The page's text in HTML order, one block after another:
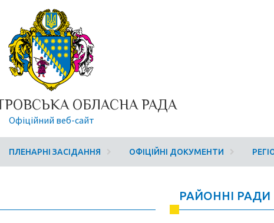
ОБЛАСНА РАДА
Офіційний веб-сайт
ПЛЕНАРНІ ЗАСІДАННЯ ОФІЦІЙНІ ДОКУМЕНТИ
РАЙОННІ РАДИ